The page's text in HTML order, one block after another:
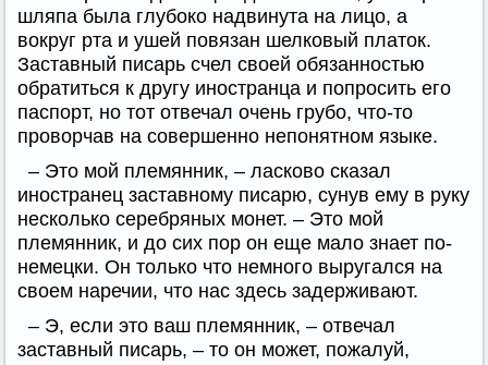
шляпа была глубоко надвинута на лицо, а
вокруг рта и ушей повязан шелковый платок.
Заставный писарь счел своей обязанностью
обратиться к другу иностранца и попросить его
паспорт, но тот отвечал очень грубо, что-то
проворчав на совершенно непонятном языке.
– Это мой племянник, – ласково сказал
иностранец заставному писарю, сунув ему в руку
несколько серебряных монет. – Это мой
племянник, и до сих пор он еще мало знает по-
немецки. Он только что немного выругался на
своем наречии, что нас здесь задерживают.
– Э, если это ваш племянник, – отвечал
заставный писарь, – то он может, пожалуй,